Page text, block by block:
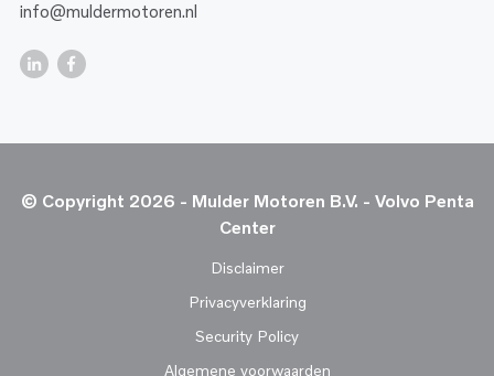
info@muldermotoren.nl
© Copyright 2026 - Mulder Motoren B.V. - Volvo Penta
Center
Disclaimer
Privacyverklaring
Security Policy
Algemene voorwaarden